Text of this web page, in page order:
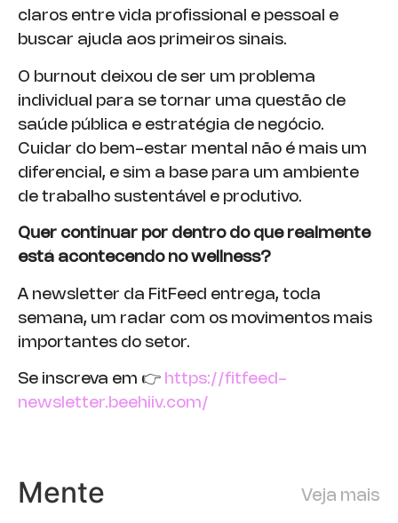
claros entre vida profissional e pessoal e
buscar ajuda aos primeiros sinais.
O burnout deixou de ser um problema
individual para se tornar uma questão de
saúde pública e estratégia de negócio.
Cuidar do bem-estar mental não é mais um
diferencial, e sim a base para um ambiente
de trabalho sustentável e produtivo.
Quer continuar por dentro do que realmente
está acontecendo no wellness?
A newsletter da FitFeed entrega, toda
semana, um radar com os movimentos mais
importantes do setor.
Se inscreva em 👉 https://fitfeed-
newsletter.beehiiv.com/
Mente Veja mais